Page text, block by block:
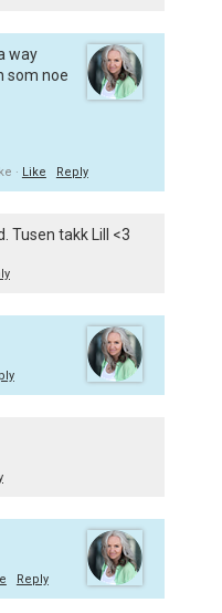
way
som noe
· Like Reply
Tusen takk Lill <3
Reply